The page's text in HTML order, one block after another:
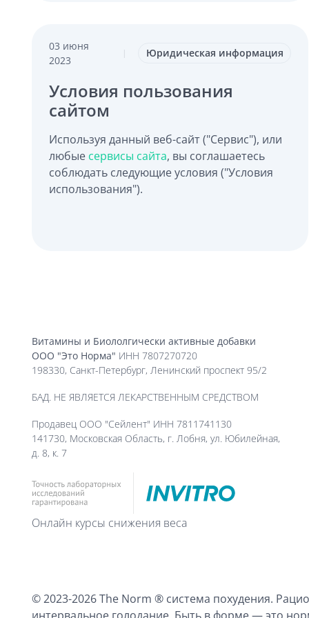
03 июня
2023
| Юридическая информация
Условия пользования
сайтом
Используя данный веб-сайт ("Сервис"), или
любые сервисы сайта, вы соглашаетесь
соблюдать следующие условия ("Условия
использования").
Витамины и Биололгически активные добавки
ООО "Это Норма" ИНН 7807270720
198330, Санкт-Петербург, Ленинский проспект 95/2
БАД. НЕ ЯВЛЯЕТСЯ ЛЕКАРСТВЕННЫМ СРЕДСТВОМ
Продавец ООО "Сейлент" ИНН 7811741130
141730, Московская Область, г. Лобня, ул. Юбилейная,
д. 8, к. 7
Онлайн курсы снижения веса
© 2023-2026 The Norm ® система похудения.